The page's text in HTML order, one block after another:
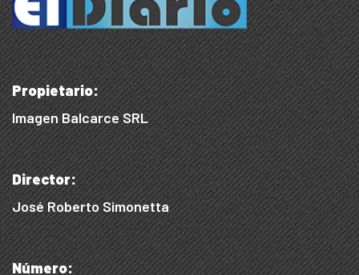
Propietario:
Imagen Balcarce SRL
Director:
José Roberto Simonetta
Número: